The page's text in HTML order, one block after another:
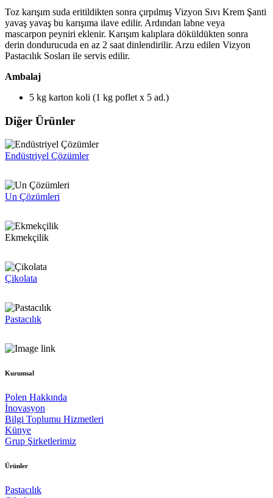
Toz karışım suda eritildikten sonra çırpılmış Vizyon Sıvı Krem Şanti
yavaş yavaş bu karışıma ilave edilir. Ardından labne veya
mascarpon peyniri eklenir. Karışım kalıplara döküldükten sonra
derin dondurucuda en az 2 saat dinlendirilir. Arzu edilen Vizyon
Pastacılık Sosları ile servis edilir.
Ambalaj
5 kg karton koli (1 kg poflet x 5 ad.)
Diğer Ürünler
Endüstriyel Çözümler
Un Çözümleri
Ekmekçilik
Çikolata
Pastacılık
Kurumsal
Polen Hakkında
İnovasyon
Bilgi Toplumu Hizmetleri
Künye
Grup Şirketlerimiz
Ürünler
Pastacılık